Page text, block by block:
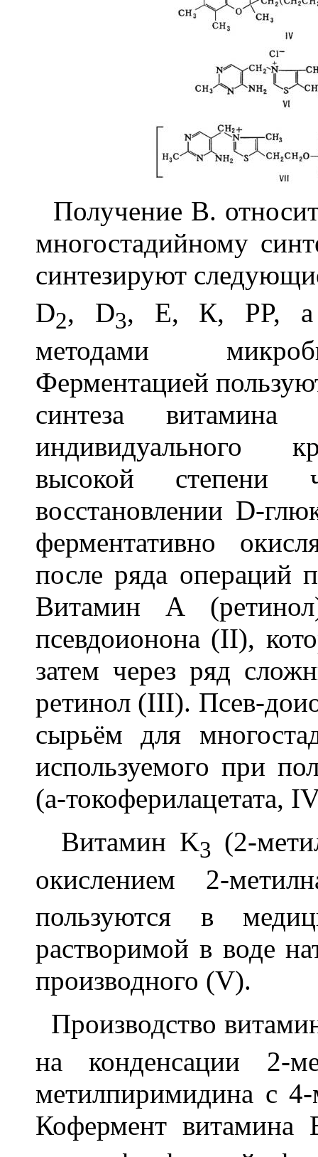
Получение В.
многостадийному
синтезируют
D2, D3, Е, К, PP,
методами
Ферментацией
синтеза
индивидуального
высокой степени
восстановлении D-
ферментативно
после ряда операций
Витамин А
псевдоионона (II),
затем через ряд
ретинол (III). Псев-
сырьём для
используемого при
(a-токоферилацетата,
Витамин K3 (2-
окислением 2-
пользуются в
растворимой в воде
производного (V).
Производство
на конденсации 2-
метилпиримидина с 4-
Кофермент витамина